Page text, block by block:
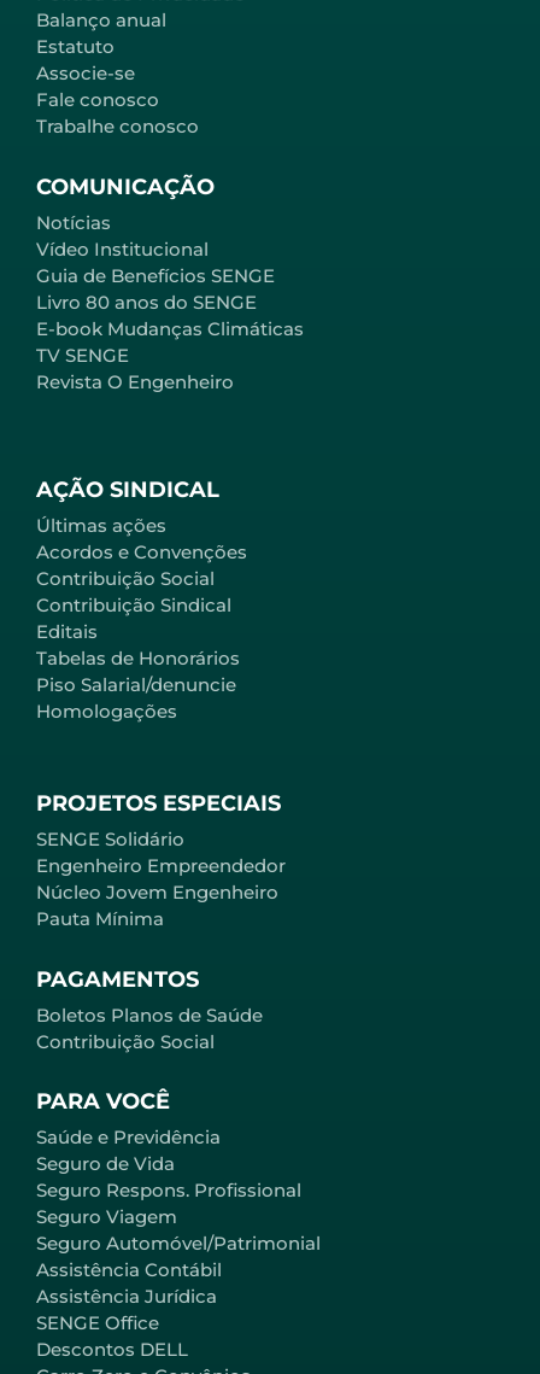
PARA VOCÊ
Saúde e Previdência
Seguro de Vida
Seguro Respons. Profissional
Seguro Viagem
Seguro Automóvel/Patrimonial
Assistência Contábil
Assistência Jurídica
SENGE Office
Descontos DELL
AÇÃO SINDICAL
Últimas ações
Acordos e Convenções
Contribuição Social
Contribuição Sindical
Editais
Tabelas de Honorários
Piso Salarial/denuncie
Homologações
PROJETOS ESPECIAIS
SENGE Solidário
Engenheiro Empreendedor
Núcleo Jovem Engenheiro
Pauta Mínima
PAGAMENTOS
Boletos Planos de Saúde
Contribuição Social
Balanço anual
Estatuto
Associe-se
Fale conosco
Trabalhe conosco
COMUNICAÇÃO
Notícias
Vídeo Institucional
Guia de Benefícios SENGE
Livro 80 anos do SENGE
E-book Mudanças Climáticas
TV SENGE
Revista O Engenheiro